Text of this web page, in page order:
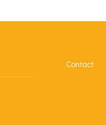
Contact